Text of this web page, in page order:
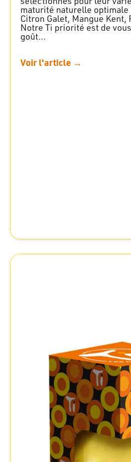
maturité naturelle optimale
Citron Galet, Mangue
Notre Ti priorité est de
goût…
Voir l'article →